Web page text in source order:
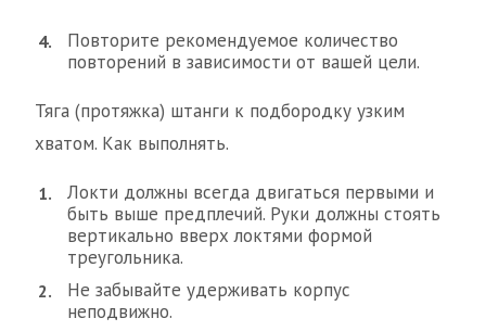
Повторите рекомендуемое количество
повторений в зависимости от вашей цели.
Тяга (протяжка) штанги к подбородку узким
хватом. Как выполнять.
Локти должны всегда двигаться первыми и
быть выше предплечий. Руки должны стоять
вертикально вверх локтями формой
треугольника.
Не забывайте удерживать корпус
неподвижно.